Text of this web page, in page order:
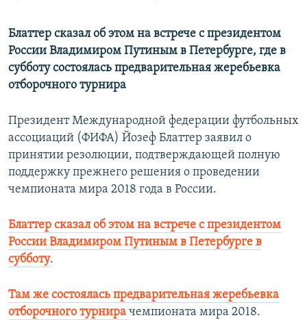
Все сайты РСЕ/РС
Блаттер сказал об этом на встрече с президентом
России Владимиром Путиным в Петербурге, где в
субботу состоялась предварительная жеребьевка
отборочного турнира
Президент Международной федерации футбольных
ассоциаций (ФИФА) Йозеф Блаттер заявил о
принятии резолюции, подтверждающей полную
поддержку прежнего решения о проведении
чемпионата мира 2018 года в России.
Блаттер сказал об этом на встрече с президентом
России Владимиром Путиным в Петербурге в
субботу.
Там же состоялась предварительная жеребьевка
отборочного турнира чемпионата мира 2018.